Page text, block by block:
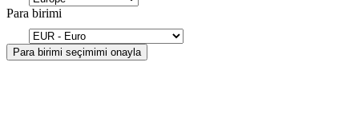
Para birimi
Para birimi seçimimi onayla